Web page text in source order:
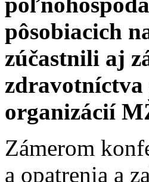
pôsobiacich
zúčastnili aj
zdravotníctva
organizácií
Zámerom
a opatrenia a